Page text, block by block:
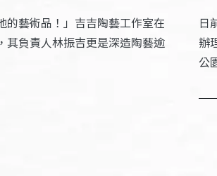
的藝術品！」吉吉陶藝工作室在
其負責人林振吉更是深造陶藝逾
日
辦
公